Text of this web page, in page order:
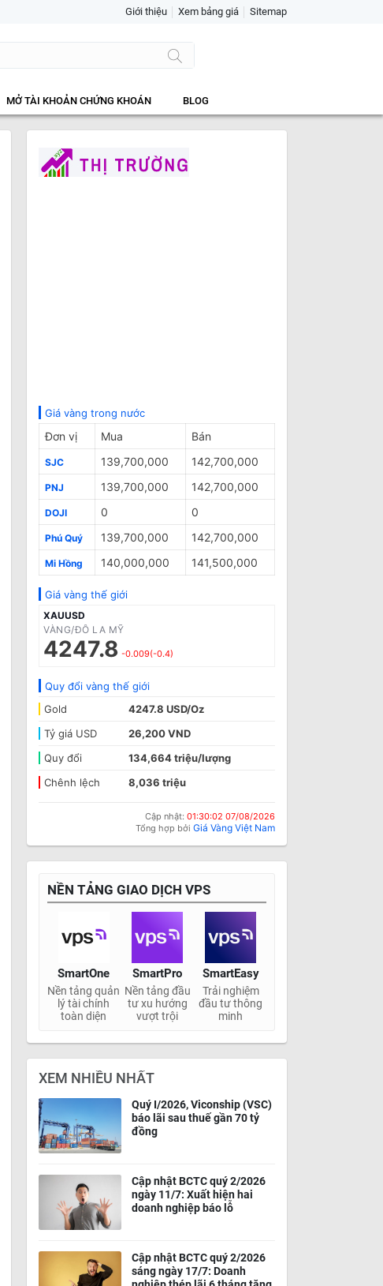
Giới thiệu Xem bảng giá Sitemap
MỞ TÀI KHOẢN CHỨNG KHOÁN BLOG
Giá vàng trong nước
Đơn vị Mua Bán
SJC 139,700,000 142,700,000
PNJ 139,700,000 142,700,000
DOJI 0 0
Phú Quý 139,700,000 142,700,000
Mi Hồng 140,000,000 141,500,000
Giá vàng thế giới
XAUUSD
VÀNG/ĐÔ LA MỸ
4247.8 -0.009(-0.4)
Quy đổi vàng thế giới
Gold
4247.8 USD/Oz
Tỷ giá USD
26,200 VND
Quy đổi
134,664 triệu/lượng
Chênh lệch
8,036 triệu
Cập nhật: 01:30:02 07/08/2026
Tổng hợp bởi Giá Vàng Việt Nam
NỀN TẢNG GIAO DỊCH VPS
SmartOne SmartPro SmartEasy
Nền tảng quản
lý tài chính
toàn diện
Nền tảng đầu
tư xu hướng
vượt trội
Trải nghiệm
đầu tư thông
minh
XEM NHIỀU NHẤT
Quý I/2026, Viconship (VSC)
báo lãi sau thuế gần 70 tỷ
đồng
Cập nhật BCTC quý 2/2026
ngày 11/7: Xuất hiện hai
doanh nghiệp báo lỗ
Cập nhật BCTC quý 2/2026
sáng ngày 17/7: Doanh